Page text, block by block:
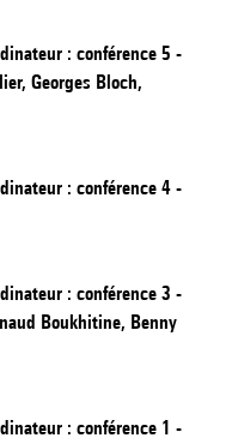
: conférence 5 -
Georges Bloch,
: conférence 4 -
: conférence 3 -
Boukhitine, Benny
: conférence 1 -